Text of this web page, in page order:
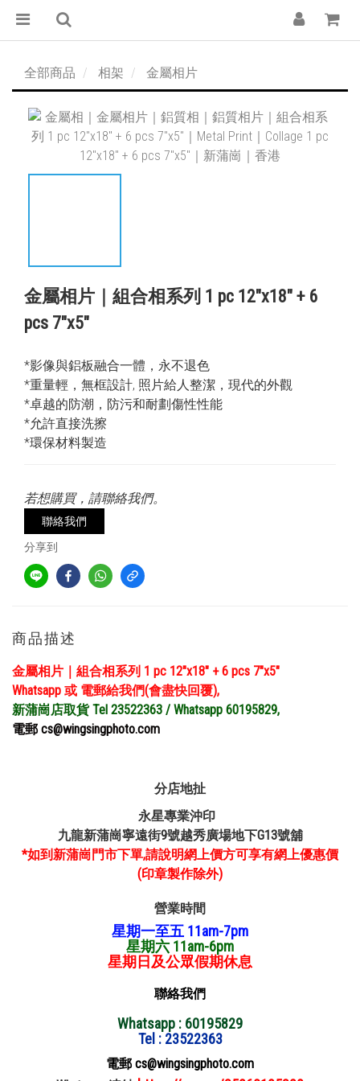
全部商品 相架 金屬相片
金屬相片｜組合相系列 1 pc 12″x18″ + 6
pcs 7″x5″
*影像與鋁板融合一體，永不退色
*重量輕，無框設計, 照片給人整潔，現代的外觀
*卓越的防潮，防污和耐劃傷性性能
*允許直接洗擦
*環保材料製造
若想購買，請聯絡我們。
聯絡我們
分享到
商品描述
金屬相片｜組合相系列 1 pc 12″x18″ + 6 pcs 7″x5″
Whatsapp 或 電郵給我們(會盡快回覆),
新蒲崗店取貨 Tel 23522363 / Whatsapp 60195829,
電郵 cs@wingsingphoto.com
分店地扯
永星專業沖印
九龍新蒲崗寧遠街9號越秀廣場地下G13號舖
*如到新蒲崗門市下單,請說明網上價方可享有網上優惠價
(印章製作除外)
營業時間
星期一至五 11am-7pm
星期六 11am-6pm
星期日及公眾假期休息
聯絡我們
Whatsapp : 60195829
Tel : 23522363
電郵 cs@wingsingphoto.com